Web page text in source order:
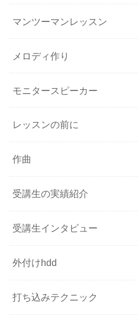
マンツーマンレッスン
メロディ作り
モニタースピーカー
レッスンの前に
作曲
受講生の実績紹介
受講生インタビュー
外付けhdd
打ち込みテクニック